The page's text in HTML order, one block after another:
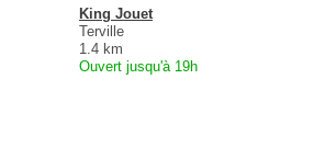
King Jouet
Terville
1.4 km
Ouvert jusqu'à 19h